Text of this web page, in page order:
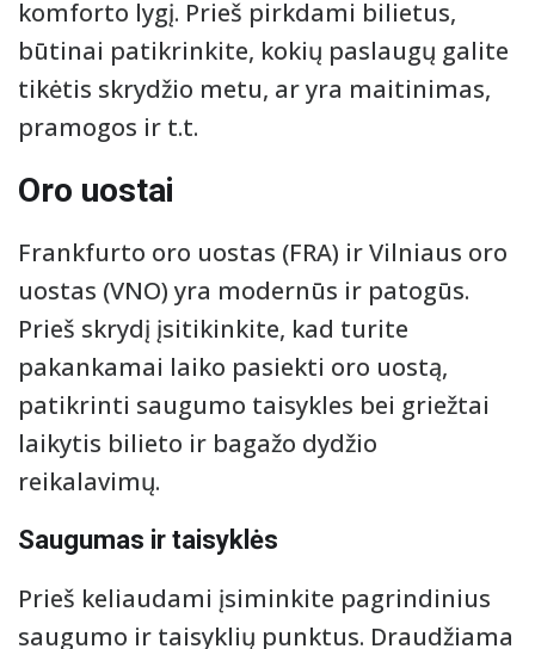
komforto lygį. Prieš pirkdami bilietus,
būtinai patikrinkite, kokių paslaugų galite
tikėtis skrydžio metu, ar yra maitinimas,
pramogos ir t.t.
Oro uostai
Frankfurto oro uostas (FRA) ir Vilniaus oro
uostas (VNO) yra modernūs ir patogūs.
Prieš skrydį įsitikinkite, kad turite
pakankamai laiko pasiekti oro uostą,
patikrinti saugumo taisykles bei griežtai
laikytis bilieto ir bagažo dydžio
reikalavimų.
Saugumas ir taisyklės
Prieš keliaudami įsiminkite pagrindinius
saugumo ir taisyklių punktus. Draudžiama